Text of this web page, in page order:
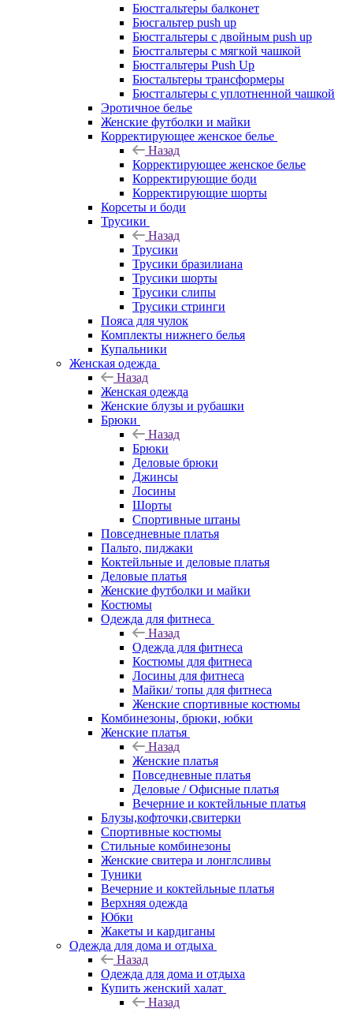
Бюстгальтеры балконет
Бюсгальтер push up
Бюстгальтеры с двойным push up
Бюстгальтеры с мягкой чашкой
Бюстгальтеры Push Up
Бюстальтеры трансформеры
Бюстгальтеры с уплотненной чашкой
Эротичное белье
Женские футболки и майки
Корректирующее женское белье
Назад
Корректирующее женское белье
Корректирующие боди
Корректирующие шорты
Корсеты и боди
Трусики
Назад
Трусики
Трусики бразилиана
Трусики шорты
Трусики слипы
Трусики стринги
Пояса для чулок
Комплекты нижнего белья
Купальники
Женская одежда
Назад
Женская одежда
Женские блузы и рубашки
Брюки
Назад
Брюки
Деловые брюки
Джинсы
Лосины
Шорты
Спортивные штаны
Повседневные платья
Пальто, пиджаки
Коктейльные и деловые платья
Деловые платья
Женские футболки и майки
Костюмы
Одежда для фитнеса
Назад
Одежда для фитнеса
Костюмы для фитнеса
Лосины для фитнеса
Майки/ топы для фитнеса
Женские спортивные костюмы
Комбинезоны, брюки, юбки
Женские платья
Назад
Женские платья
Повседневные платья
Деловые / Офисные платья
Вечерние и коктейльные платья
Блузы,кофточки,свитерки
Спортивные костюмы
Стильные комбинезоны
Женские свитера и лонглсливы
Туники
Вечерние и коктейльные платья
Верхняя одежда
Юбки
Жакеты и кардиганы
Одежда для дома и отдыха
Назад
Одежда для дома и отдыха
Купить женский халат
Назад